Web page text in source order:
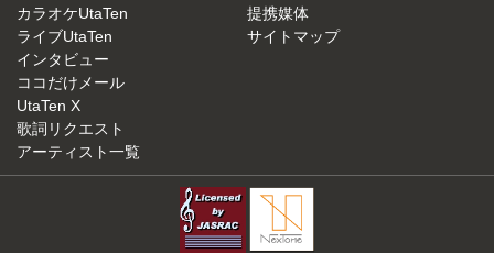
カラオケUtaTen
ライブUtaTen
インタビュー
ココだけメール
UtaTen X
歌詞リクエスト
アーティスト一覧
提携媒体
サイトマップ